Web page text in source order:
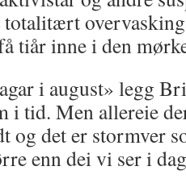
tiår inne i den
i august» legg
i tid. Men allereie
og det er stormver
enn dei vi ser i